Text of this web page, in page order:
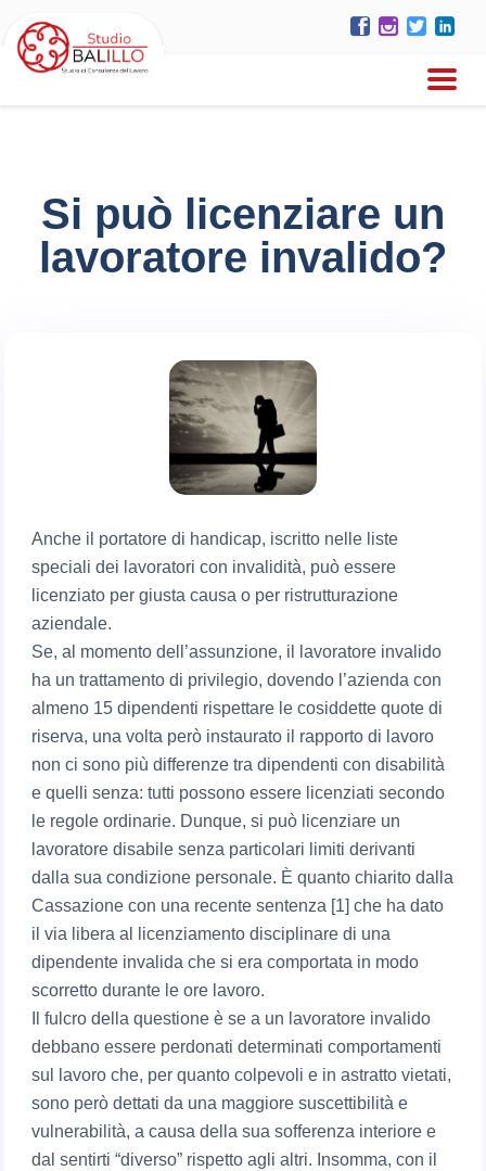
Si può licenziare un
lavoratore invalido?
Anche il portatore di handicap, iscritto nelle liste
speciali dei lavoratori con invalidità, può essere
licenziato per giusta causa o per ristrutturazione
aziendale.
Se, al momento dell’assunzione, il lavoratore invalido
ha un trattamento di privilegio, dovendo l’azienda con
almeno 15 dipendenti rispettare le cosiddette quote di
riserva, una volta però instaurato il rapporto di lavoro
non ci sono più differenze tra dipendenti con disabilità
e quelli senza: tutti possono essere licenziati secondo
le regole ordinarie. Dunque, si può licenziare un
lavoratore disabile senza particolari limiti derivanti
dalla sua condizione personale. È quanto chiarito dalla
Cassazione con una recente sentenza [1] che ha dato
il via libera al licenziamento disciplinare di una
dipendente invalida che si era comportata in modo
scorretto durante le ore lavoro.
Il fulcro della questione è se a un lavoratore invalido
debbano essere perdonati determinati comportamenti
sul lavoro che, per quanto colpevoli e in astratto vietati,
sono però dettati da una maggiore suscettibilità e
vulnerabilità, a causa della sua sofferenza interiore e
dal sentirti “diverso” rispetto agli altri. Insomma, con il